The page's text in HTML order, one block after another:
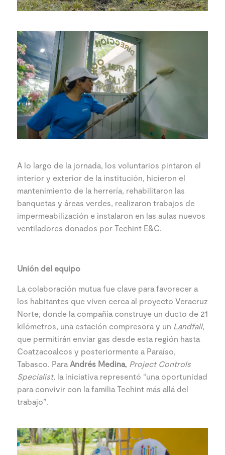
A lo largo de la jornada, los voluntarios pintaron el
interior y exterior de la institución, hicieron el
mantenimiento de la herrería, rehabilitaron las
banquetas y áreas verdes, realizaron trabajos de
impermeabilización e instalaron en las aulas nuevos
ventiladores donados por Techint E&C.
Unión del equipo
La colaboración mutua fue clave para favorecer a
los habitantes que viven cerca al proyecto Veracruz
Norte, donde la compañía construye un ducto de 21
kilómetros, una estación compresora y un Landfall,
que permitirán enviar gas desde esta región hasta
Coatzacoalcos y posteriormente a Paraíso,
Tabasco. Para Andrés Medina, Project Controls
Specialist, la iniciativa representó “una oportunidad
para convivir con la familia Techint más allá del
trabajo”.